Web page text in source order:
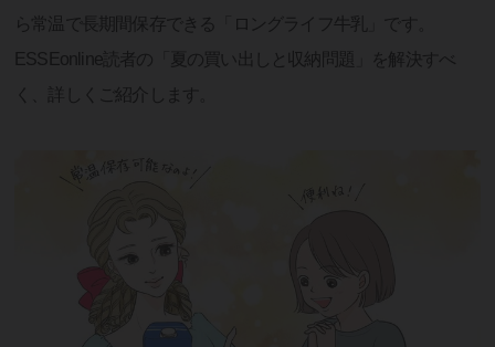
ら常温で長期間保存できる「ロングライフ牛乳」です。
ESSEonline読者の「夏の買い出しと収納問題」を解決すべ
く、詳しくご紹介します。